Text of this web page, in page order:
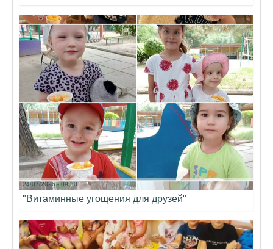
24/07/2026 - 09:30
"Витаминные угощения для друзей"